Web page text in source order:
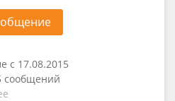
с 17.08.2015
сообщений